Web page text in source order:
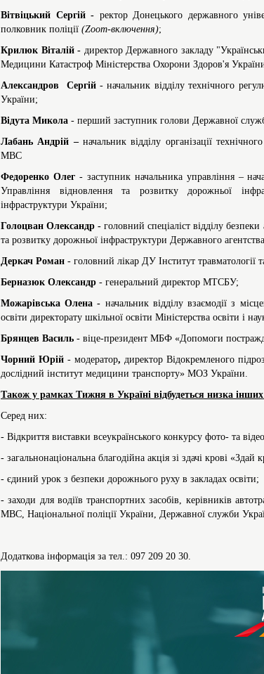
Вітвіцький Сергій - ректор Донецького державного
полковник поліції (Zoom-включення);
Крилюк Віталій - директор Державного закладу
Медицини Катастроф Міністерства Охорони Здоров'я
Александров
Сергій- начальник відділу технічного
України;
Відута Микола - перший заступник голови Державної
Лабань Андрій –начальник відділу організації
МВС
Федоренко Олег - заступник начальника управління –
Управління відновлення та розвитку дорожньої
інфраструктури України;
Голоцван Олександр -головний спеціаліст відділу
та розвитку дорожньої інфраструктури Державного
Деркач Роман - головний лікар ДУ Інститут
Берназюк Олександр - генеральний директор МТСБУ;
Можарівська Олена - начальник відділу взаємодії з
освіти директорату шкільної освіти Міністерства освіти і
Брянцев Василь - віце-президент МБФ «Допомоги
Чорний Юрій - модератор, директор Відокремленого
дослідний інститут медицини транспорту» МОЗ України.
Також у рамках Тижня в Україні відбудеться низка інших
Серед них:
- Відкриття виставки всеукраїнського конкурсу фото- та
- загальнонаціональна благодійна акція зі здачі крові «Здай
- єдиний урок з безпеки дорожнього руху в закладах освіти;
- заходи для водіїв транспортних засобів, керівників
МВС, Національної поліції України, Державної служби
Додаткова інформація за тел.: 097 209 20 30.